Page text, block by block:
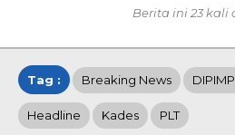
Berita ini 23 kali
Tag : Breaking News
Headline Kades PLT